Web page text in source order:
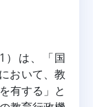
）は、「国
おいて、教
有する」と